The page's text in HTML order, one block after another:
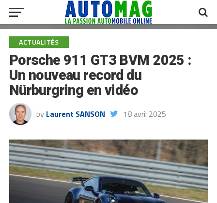
ACTUALITÉS
Porsche 911 GT3 BVM 2025 :
Un nouveau record du
Nürburgring en vidéo
by Laurent SANSON 18 avril 2025